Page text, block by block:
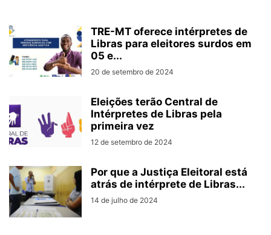
TRE-MT oferece intérpretes de
Libras para eleitores surdos em
05 e...
20 de setembro de 2024
Eleições terão Central de
Intérpretes de Libras pela
primeira vez
12 de setembro de 2024
Por que a Justiça Eleitoral está
atrás de intérprete de Libras...
14 de julho de 2024